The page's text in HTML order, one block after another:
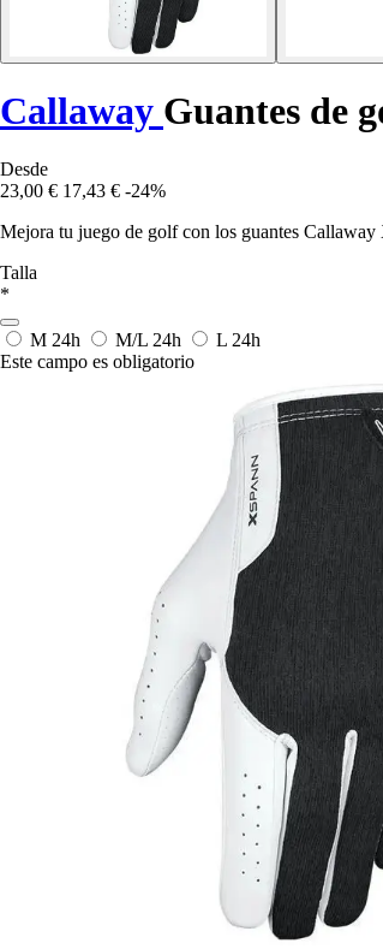
Callaway Guantes de
Desde
23,00 € 17,43 € -24%
Mejora tu juego de golf con los guantes
Talla
*
M 24h M/L 24h L 24h
Este campo es obligatorio